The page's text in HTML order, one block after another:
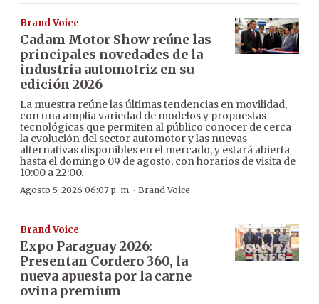
Brand Voice
Cadam Motor Show reúne las
principales novedades de la
industria automotriz en su
edición 2026
La muestra reúne las últimas tendencias en movilidad,
con una amplia variedad de modelos y propuestas
tecnológicas que permiten al público conocer de cerca
la evolución del sector automotor y las nuevas
alternativas disponibles en el mercado, y estará abierta
hasta el domingo 09 de agosto, con horarios de visita de
10:00 a 22:00.
Agosto 5, 2026 06:07 p. m. · Brand Voice
Brand Voice
Expo Paraguay 2026:
Presentan Cordero 360, la
nueva apuesta por la carne
ovina premium